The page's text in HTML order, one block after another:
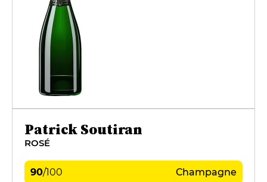
Patrick Soutiran
ROSÉ
90/100 Champagne